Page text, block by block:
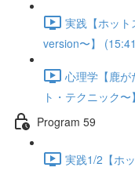
実践【ホット
version〜】
心理学【鹿が
ト・テクニック
Program 59
実践1/2【ホ